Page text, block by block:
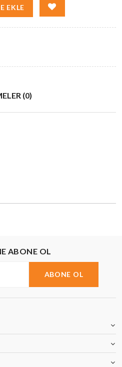
EKLE
(0)
ABONE OL
ABONE OL